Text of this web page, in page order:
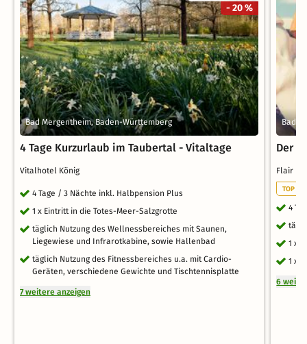
- 20 %
Bad Mergentheim, Baden-Württemberg
4 Tage Kurzurlaub im Taubertal - Vitaltage
Vitalhotel König
4 Tage / 3 Nächte inkl. Halbpension Plus
1 x Eintritt in die Totes-Meer-Salzgrotte
täglich Nutzung des Wellnessbereiches mit Saunen,
Liegewiese und Infrarotkabine, sowie Hallenbad
täglich Nutzung des Fitnessbereiches u.a. mit Cardio-
Geräten, verschiedene Gewichte und Tischtennisplatte
7 weitere anzeigen
Bad
Der
Flair
TOP
4
1 x
1 x
6